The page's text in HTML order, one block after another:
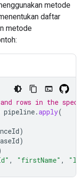
metode
daftar
metode
rows in the
pipeline.apply(
)
)
, "firstName" ,